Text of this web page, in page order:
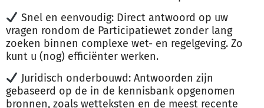
Snel en eenvoudig: Direct antwoord op uw
vragen rondom de Participatiewet zonder lang
zoeken binnen complexe wet- en regelgeving. Zo
kunt u (nog) efficiënter werken.
Juridisch onderbouwd: Antwoorden zijn
gebaseerd op de in de kennisbank opgenomen
bronnen, zoals wetteksten en de meest recente